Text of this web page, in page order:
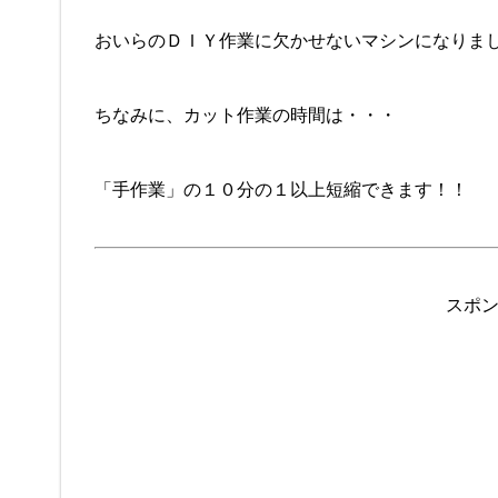
おいらのＤＩＹ作業に欠かせないマシンになりま
ちなみに、カット作業の時間は・・・
「手作業」の１０分の１以上短縮できます！！
スポ